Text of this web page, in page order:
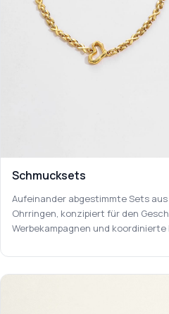
Schmucksets
Aufeinander abgestimmte Sets
Ohrringen, konzipiert für den
Werbekampagnen und